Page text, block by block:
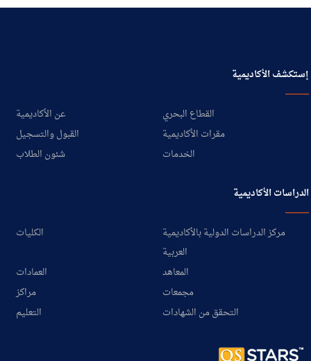
إستكشف الأكاديمية
عن الأكاديمية
القطاع البحري
القبول والتسجيل
مقرات الأكاديمية
شئون الطلاب
الخدمات
الدراسات الأكاديمية
الكليات
مركز الدراسات الدولية بالأكاديمية
العربية
العمادات
المعاهد
مراكز
مجمعات
التعليم
التحقق من الشهادات